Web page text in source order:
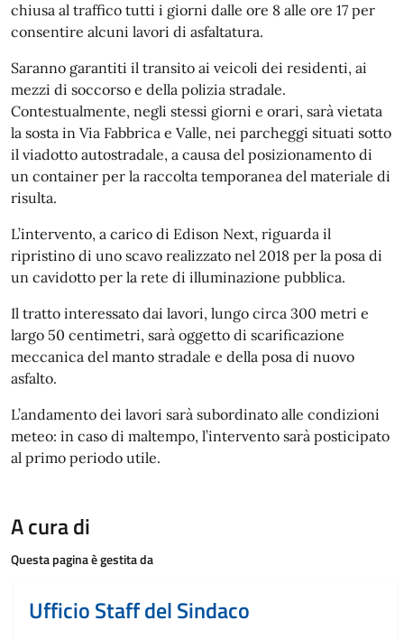
chiusa al traffico tutti i giorni dalle ore 8 alle ore 17 per
consentire alcuni lavori di asfaltatura.
Saranno garantiti il transito ai veicoli dei residenti, ai
mezzi di soccorso e della polizia stradale.
Contestualmente, negli stessi giorni e orari, sarà vietata
la sosta in Via Fabbrica e Valle, nei parcheggi situati sotto
il viadotto autostradale, a causa del posizionamento di
un container per la raccolta temporanea del materiale di
risulta.
L’intervento, a carico di Edison Next, riguarda il
ripristino di uno scavo realizzato nel 2018 per la posa di
un cavidotto per la rete di illuminazione pubblica.
Il tratto interessato dai lavori, lungo circa 300 metri e
largo 50 centimetri, sarà oggetto di scarificazione
meccanica del manto stradale e della posa di nuovo
asfalto.
L’andamento dei lavori sarà subordinato alle condizioni
meteo: in caso di maltempo, l’intervento sarà posticipato
al primo periodo utile.
A cura di
Questa pagina è gestita da
Ufficio Staff del Sindaco